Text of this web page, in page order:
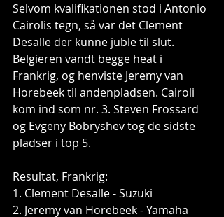
Selvom kvalifikationen stod i Antonio
Cairolis tegn, så var det Clement
Desalle der kunne juble til slut.
Belgieren vandt begge heat i
Frankrig, og henviste Jeremy van
Horebeek til andenpladsen. Cairoli
kom ind som nr. 3. Steven Frossard
og Evgeny Bobryshev tog de sidste
pladser i top 5.
Resultat, Frankrig:
1. Clement Desalle - Suzuki
2. Jeremy van Horebeek - Yamaha